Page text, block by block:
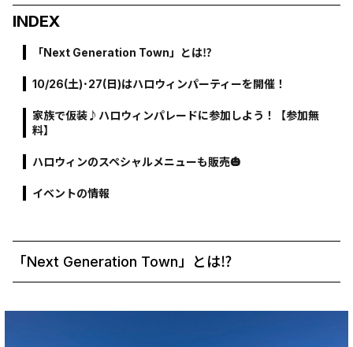
INDEX
「Next Generation Town」とは⁉
10/26(土)･27(日)はハロウィンパーティーを開催！
家族で仮装♪ハロウィンパレードに参加しよう！【参加無
料】
ハロウィンのスペシャルメニューも販売🎃
イベントの情報
「Next Generation Town」とは⁉